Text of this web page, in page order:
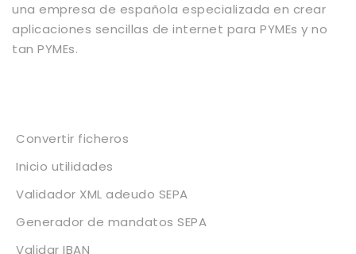
una empresa de española especializada en crear
aplicaciones sencillas de internet para PYMEs y no
tan PYMEs.
Convertir ficheros
Inicio utilidades
Validador XML adeudo SEPA
Generador de mandatos SEPA
Validar IBAN